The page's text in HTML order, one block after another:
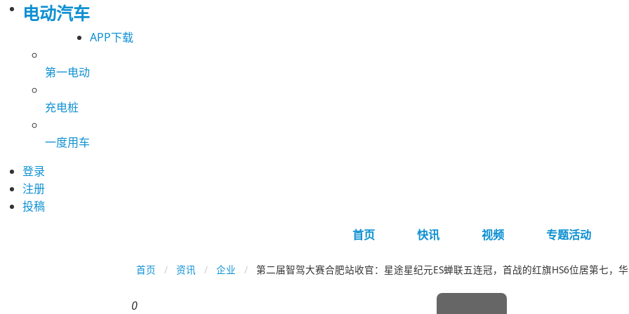
电动汽车
APP下载
第一电动
充电桩
一度用车
登录
注册
投稿
首页
快讯 视频 专题活动
首页 资讯 企业 第二届智驾大赛合肥站收官：星途星纪元ES蝉联五连冠，首战的红旗HS6位居第七，
0